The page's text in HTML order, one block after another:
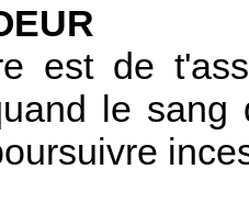
est de
le sang